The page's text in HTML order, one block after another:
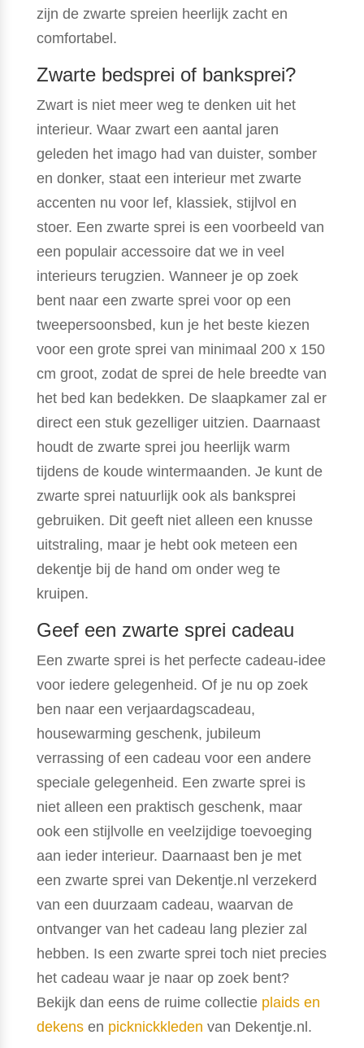
zijn de zwarte spreien heerlijk zacht en
comfortabel.
Zwarte bedsprei of banksprei?
Zwart is niet meer weg te denken uit het
interieur. Waar zwart een aantal jaren
geleden het imago had van duister, somber
en donker, staat een interieur met zwarte
accenten nu voor lef, klassiek, stijlvol en
stoer. Een zwarte sprei is een voorbeeld van
een populair accessoire dat we in veel
interieurs terugzien. Wanneer je op zoek
bent naar een zwarte sprei voor op een
tweepersoonsbed, kun je het beste kiezen
voor een grote sprei van minimaal 200 x 150
cm groot, zodat de sprei de hele breedte van
het bed kan bedekken. De slaapkamer zal er
direct een stuk gezelliger uitzien. Daarnaast
houdt de zwarte sprei jou heerlijk warm
tijdens de koude wintermaanden. Je kunt de
zwarte sprei natuurlijk ook als banksprei
gebruiken. Dit geeft niet alleen een knusse
uitstraling, maar je hebt ook meteen een
dekentje bij de hand om onder weg te
kruipen.
Geef een zwarte sprei cadeau
Een zwarte sprei is het perfecte cadeau-idee
voor iedere gelegenheid. Of je nu op zoek
ben naar een verjaardagscadeau,
housewarming geschenk, jubileum
verrassing of een cadeau voor een andere
speciale gelegenheid. Een zwarte sprei is
niet alleen een praktisch geschenk, maar
ook een stijlvolle en veelzijdige toevoeging
aan ieder interieur. Daarnaast ben je met
een zwarte sprei van Dekentje.nl verzekerd
van een duurzaam cadeau, waarvan de
ontvanger van het cadeau lang plezier zal
hebben. Is een zwarte sprei toch niet precies
het cadeau waar je naar op zoek bent?
Bekijk dan eens de ruime collectie plaids en
dekensen picknickkleden van Dekentje.nl.